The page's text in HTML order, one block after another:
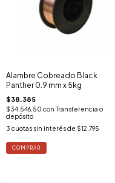
Alambre Cobreado Black
Panther 0.9 mm x 5kg
$38.385
$34.546,50 con Transferencia o
depósito
3 cuotas sin interés de $12.795